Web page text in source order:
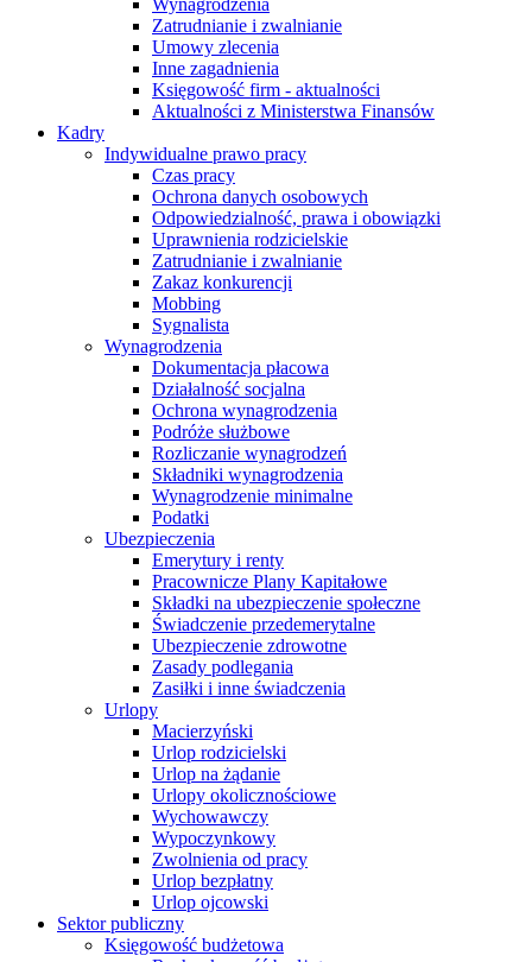
Wynagrodzenia
Zatrudnianie i zwalnianie
Umowy zlecenia
Inne zagadnienia
Księgowość firm - aktualności
Aktualności z Ministerstwa Finansów
Kadry
Indywidualne prawo pracy
Czas pracy
Ochrona danych osobowych
Odpowiedzialność, prawa i obowiązki
Uprawnienia rodzicielskie
Zatrudnianie i zwalnianie
Zakaz konkurencji
Mobbing
Sygnalista
Wynagrodzenia
Dokumentacja płacowa
Działalność socjalna
Ochrona wynagrodzenia
Podróże służbowe
Rozliczanie wynagrodzeń
Składniki wynagrodzenia
Wynagrodzenie minimalne
Podatki
Ubezpieczenia
Emerytury i renty
Pracownicze Plany Kapitałowe
Składki na ubezpieczenie społeczne
Świadczenie przedemerytalne
Ubezpieczenie zdrowotne
Zasady podlegania
Zasiłki i inne świadczenia
Urlopy
Macierzyński
Urlop rodzicielski
Urlop na żądanie
Urlopy okolicznościowe
Wychowawczy
Wypoczynkowy
Zwolnienia od pracy
Urlop bezpłatny
Urlop ojcowski
Sektor publiczny
Księgowość budżetowa